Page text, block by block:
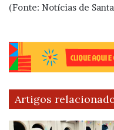
(Fonte: Notícias de
Artigos